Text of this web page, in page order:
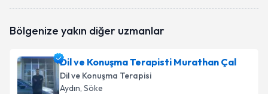
Takvim Talebini Gönder
randevu takvimi talebi oluşturun. Size bu uzmandan
posta ile bilgilendireceğiz.
E-posta Adresiniz
Bölgenize yakın diğer uzmanlar
Dil ve Konuşma Terapisti Murathan Çal
Dil ve Konuşma Terapisi
Aydın, Söke